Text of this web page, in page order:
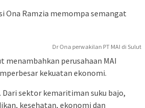
Ona Ramzia memompa semangat
Dr Ona perwakilan PT MAI di Sulut
menambahkan perusahaan MAI
kekuatan ekonomi.
sektor kemaritiman suku bajo,
kesehatan, ekonomi dan